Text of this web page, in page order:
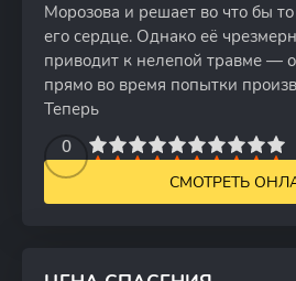
Морозова и решает во что бы
его сердце. Однако её
приводит к нелепой травме —
прямо во время попытки
Теперь
0
5 7 8 9 10
СМОТРЕТЬ